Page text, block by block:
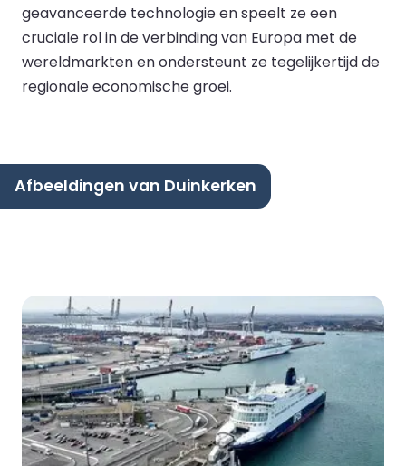
geavanceerde technologie en speelt ze een
cruciale rol in de verbinding van Europa met de
wereldmarkten en ondersteunt ze tegelijkertijd de
regionale economische groei.
Afbeeldingen van Duinkerken